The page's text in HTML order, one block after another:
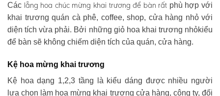
Các lẵng hoa chúc mừng khai trương để bàn rất phù hợp với
khai trương quán cà phê, coffee, shop, cửa hàng nhỏ với
diện tích vừa phải. Bởi những giỏ hoa khai trương nhỏkiểu
để bàn sẽ không chiếm diện tích của quán, cửa hàng.
Kệ hoa mừng khai trương
Kệ hoa dạng 1,2,3 tầng là kiểu dáng được nhiều người
lựa chọn làm hoa mừng khai trương cửa hàng, công ty, đối